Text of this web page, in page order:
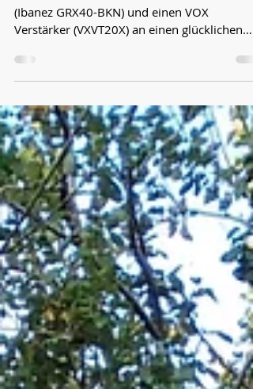
Kostenloser Lieferservice!
Heute liefern wir diese wunderschöne Gitarre
(Ibanez GRX40-BKN) und einen VOX
Verstärker (VXVT20X) an einen glücklichen